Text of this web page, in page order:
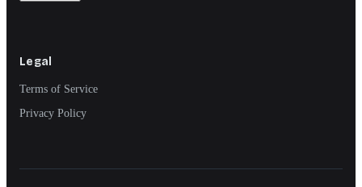
Legal
Terms of Service
Privacy Policy